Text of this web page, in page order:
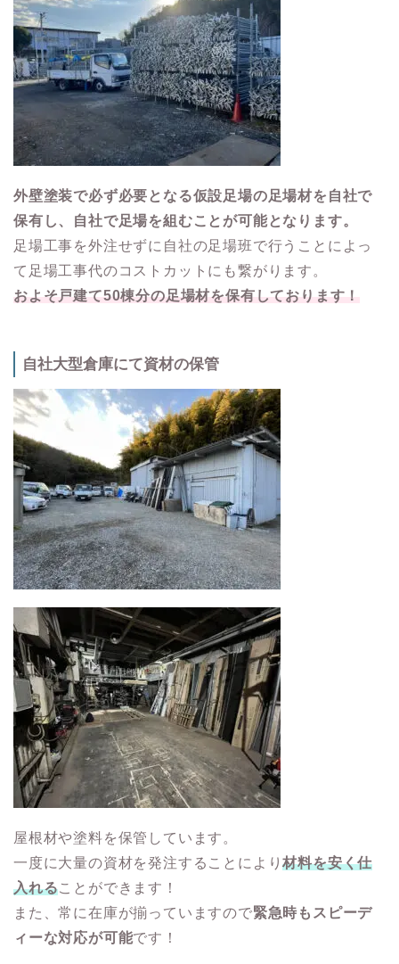
外壁塗装で必ず必要となる仮設足場の足場材を自社で
保有し、自社で足場を組むことが可能となります。
足場工事を外注せずに自社の足場班で行うことによっ
て足場工事代のコストカットにも繋がります。
およそ戸建て50棟分の足場材を保有しております！
自社大型倉庫にて資材の保管
屋根材や塗料を保管しています。
一度に大量の資材を発注することにより材料を安く仕
入れることができます！
また、常に在庫が揃っていますので緊急時もスピーデ
ィーな対応が可能です！